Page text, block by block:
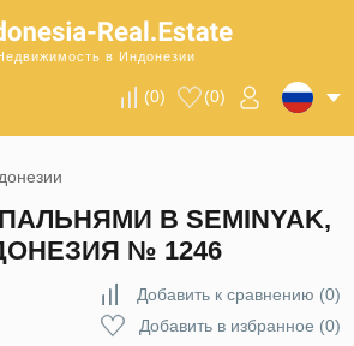
в Индонезии
(0) (0)
В SEMINYAK,
№ 1246
Добавить к сравнению (0)
Добавить в избранное (0)